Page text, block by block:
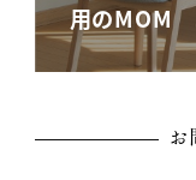
用のMOM
お